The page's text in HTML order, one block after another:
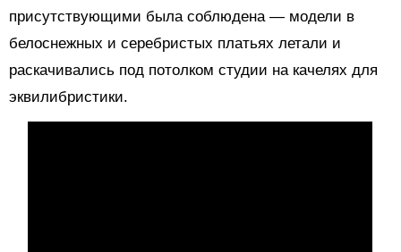
присутствующими была соблюдена — модели в
белоснежных и серебристых платьях летали и
раскачивались под потолком студии на качелях для
эквилибристики.